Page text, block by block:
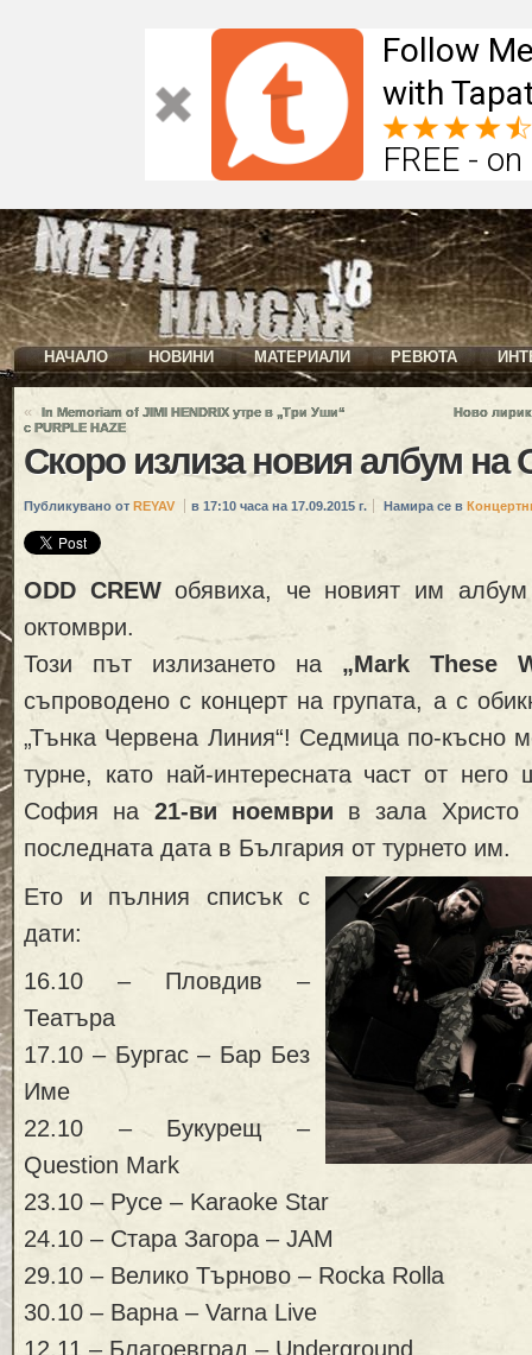
Follow
with
FREE -
НАЧАЛО НОВИНИ МАТЕРИАЛИ РЕВЮТА
«
In Memoriam of JIMI HENDRIX утре в „Три Уши“
с PURPLE HAZE
Ново лирик
Скоро излиза новия албум на
Публикувано от REYAV в 17:10 часа на 17.09.2015 г. Намира се в
ODD CREWобявиха, че новият им
октомври.
Този път излизането на „Mark These
съпроводено с концерт на групата, а с
„Тънка Червена Линия“! Седмица по-късно
турне, като най-интересната част от
София на 21-ви ноември в зала
последната дата в България от турнето им.
Ето и пълния списък с
дати:
16.10 – Пловдив –
Театъра
17.10 – Бургас – Бар Без
Име
22.10 – Букурещ –
Question Mark
23.10 – Русе – Karaoke Star
24.10 – Стара Загора – JAM
29.10 – Велико Търново – Rocka Rolla
30.10 – Варна – Varna Live
12.11 – Благоевград – Underground